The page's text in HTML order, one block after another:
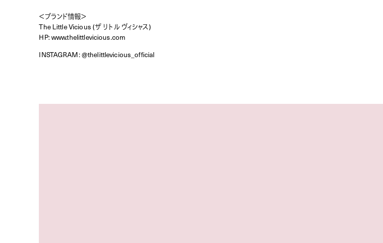
＜ブランド情報＞
The Little Vicious (ザ リトル ヴィシャス)
HP:www.thelittlevicious.com
INSTAGRAM:@thelittlevicious_official